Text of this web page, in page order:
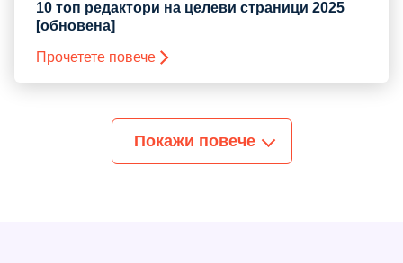
10 топ редактори на целеви страници 2025
[обновена]
Прочетете повече
Покажи повече